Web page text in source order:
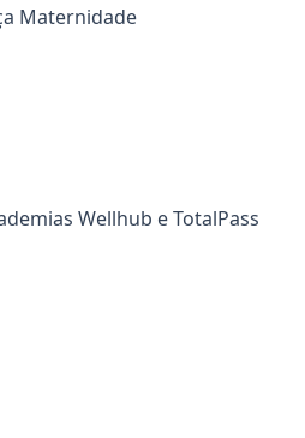
Maternidade
Wellhub e TotalPass